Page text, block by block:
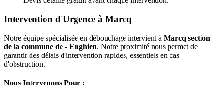
Intervention d'Urgence à Marcq
Notre équipe spécialisée en débouchage intervient à Marcq section
de la commune de - Enghien. Notre proximité nous permet de
garantir des délais d'intervention rapides, essentiels en cas
d'obstruction.
Nous Intervenons Pour :